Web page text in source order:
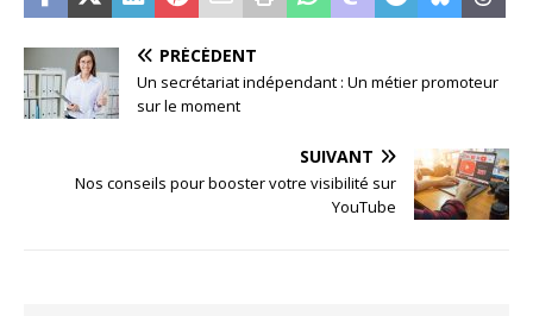
PRÉCÉDENT
Un secrétariat indépendant : Un métier promoteur
sur le moment
SUIVANT
Nos conseils pour booster votre visibilité sur
YouTube